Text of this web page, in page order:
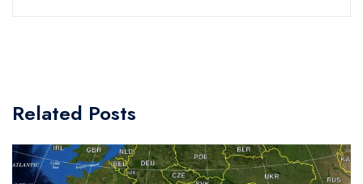
Related Posts